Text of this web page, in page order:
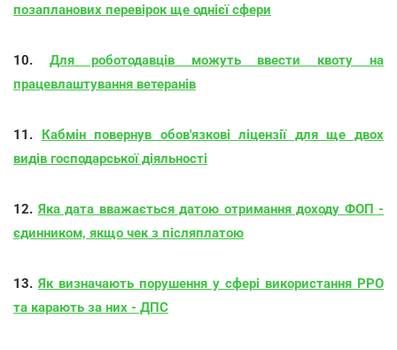
позапланових перевірок ще однієї сфери
10. Для роботодавців можуть ввести квоту на
працевлаштування ветеранів
11. Кабмін повернув обов'язкові ліцензії для ще двох
видів господарської діяльності
12. Яка дата вважається датою отримання доходу ФОП -
єдинником, якщо чек з післяплатою
13. Як визначають порушення у сфері використання РРО
та карають за них - ДПС